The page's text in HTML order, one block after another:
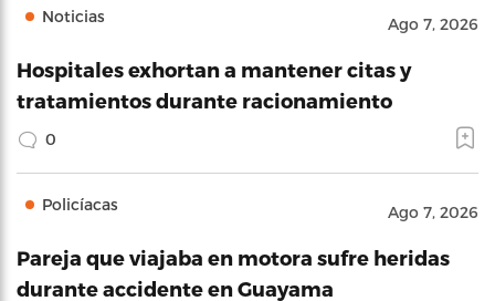
Noticias Ago 7, 2026
Hospitales exhortan a mantener citas y
tratamientos durante racionamiento
0
Policíacas Ago 7, 2026
Pareja que viajaba en motora sufre heridas
durante accidente en Guayama